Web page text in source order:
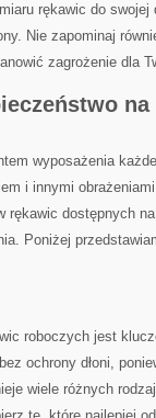
rękawic do swojej⁢
Nie zapominaj
zagrożenie dla
wyposażenia
i innymi
rękawic dostępnych
Poniżej
roboczych jest
ochrony dłoni,
wiele​ różnych